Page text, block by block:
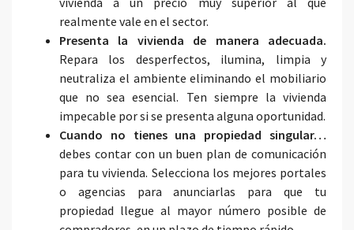
realmente vale en el sector.
Presenta la vivienda de manera adecuada.
Repara los desperfectos, ilumina, limpia y
neutraliza el ambiente eliminando el mobiliario
que no sea esencial. Ten siempre la vivienda
impecable por si se presenta alguna oportunidad.
Cuando no tienes una propiedad singular…
debes contar con un buen plan de comunicación
para tu vivienda. Selecciona los mejores portales
o agencias para anunciarlas para que tu
propiedad llegue al mayor número posible de